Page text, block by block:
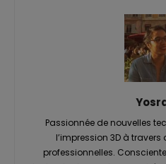
Passionnée de nouvelles
l’impression 3D à
professionnelles.